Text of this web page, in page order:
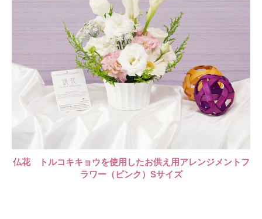
仏花 トルコキキョウを使用したお供え用アレンジメントフ
ラワー（ピンク）Sサイズ